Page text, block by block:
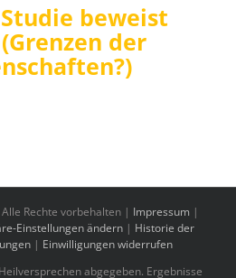
beweist
der
Rechte vorbehalten | Impressum |
Einstellungen ändern| Historie der
| Einwilligungen widerrufen
abgegeben. Ergebnisse